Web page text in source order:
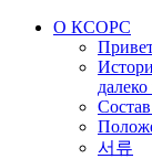
О КСОРС
서류